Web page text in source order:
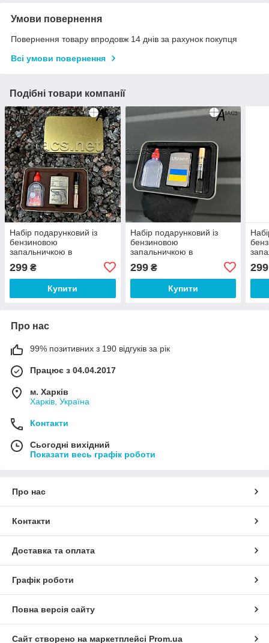
Умови повернення
Повернення товару впродовж 14 днів за рахунок покупця
Всі умови повернення
Подібні товари компанії
Набір подарунковий із
бензиновою
запальничкою в
299 ₴
Купити
Набір подарунковий із
бензиновою
запальничкою в
299₴
Купити
299
Про нас
99% позитивних з 190 відгуків за рік
Працює з 04.04.2017
м. Харків
Харків, Україна
Контакти
Сьогодні вихідний
Показати весь графік роботи
Про нас
Контакти
Доставка та оплата
Графік роботи
Повна версія сайту
Сайт створено на маркетплейсі Prom.ua